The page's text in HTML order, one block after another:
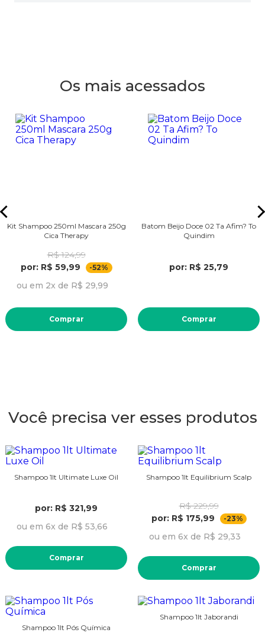
Os mais acessados
Kit Shampoo 250ml Mascara 250g
Cica Therapy
R$ 124,99
por: R$ 59,99
-52%
ou em 2x de R$ 29,99
Comprar
Batom Beijo Doce 02 Ta Afim? To
Quindim
por: R$ 25,79
Comprar
Você precisa ver esses produtos
Shampoo 1lt Ultimate Luxe Oil
por: R$ 321,99
ou em 6x de R$ 53,66
Comprar
Shampoo 1lt Equilibrium Scalp
R$ 229,99
por: R$ 175,99
-23%
ou em 6x de R$ 29,33
Comprar
Shampoo 1lt Pós Química
Shampoo 1lt Jaborandi